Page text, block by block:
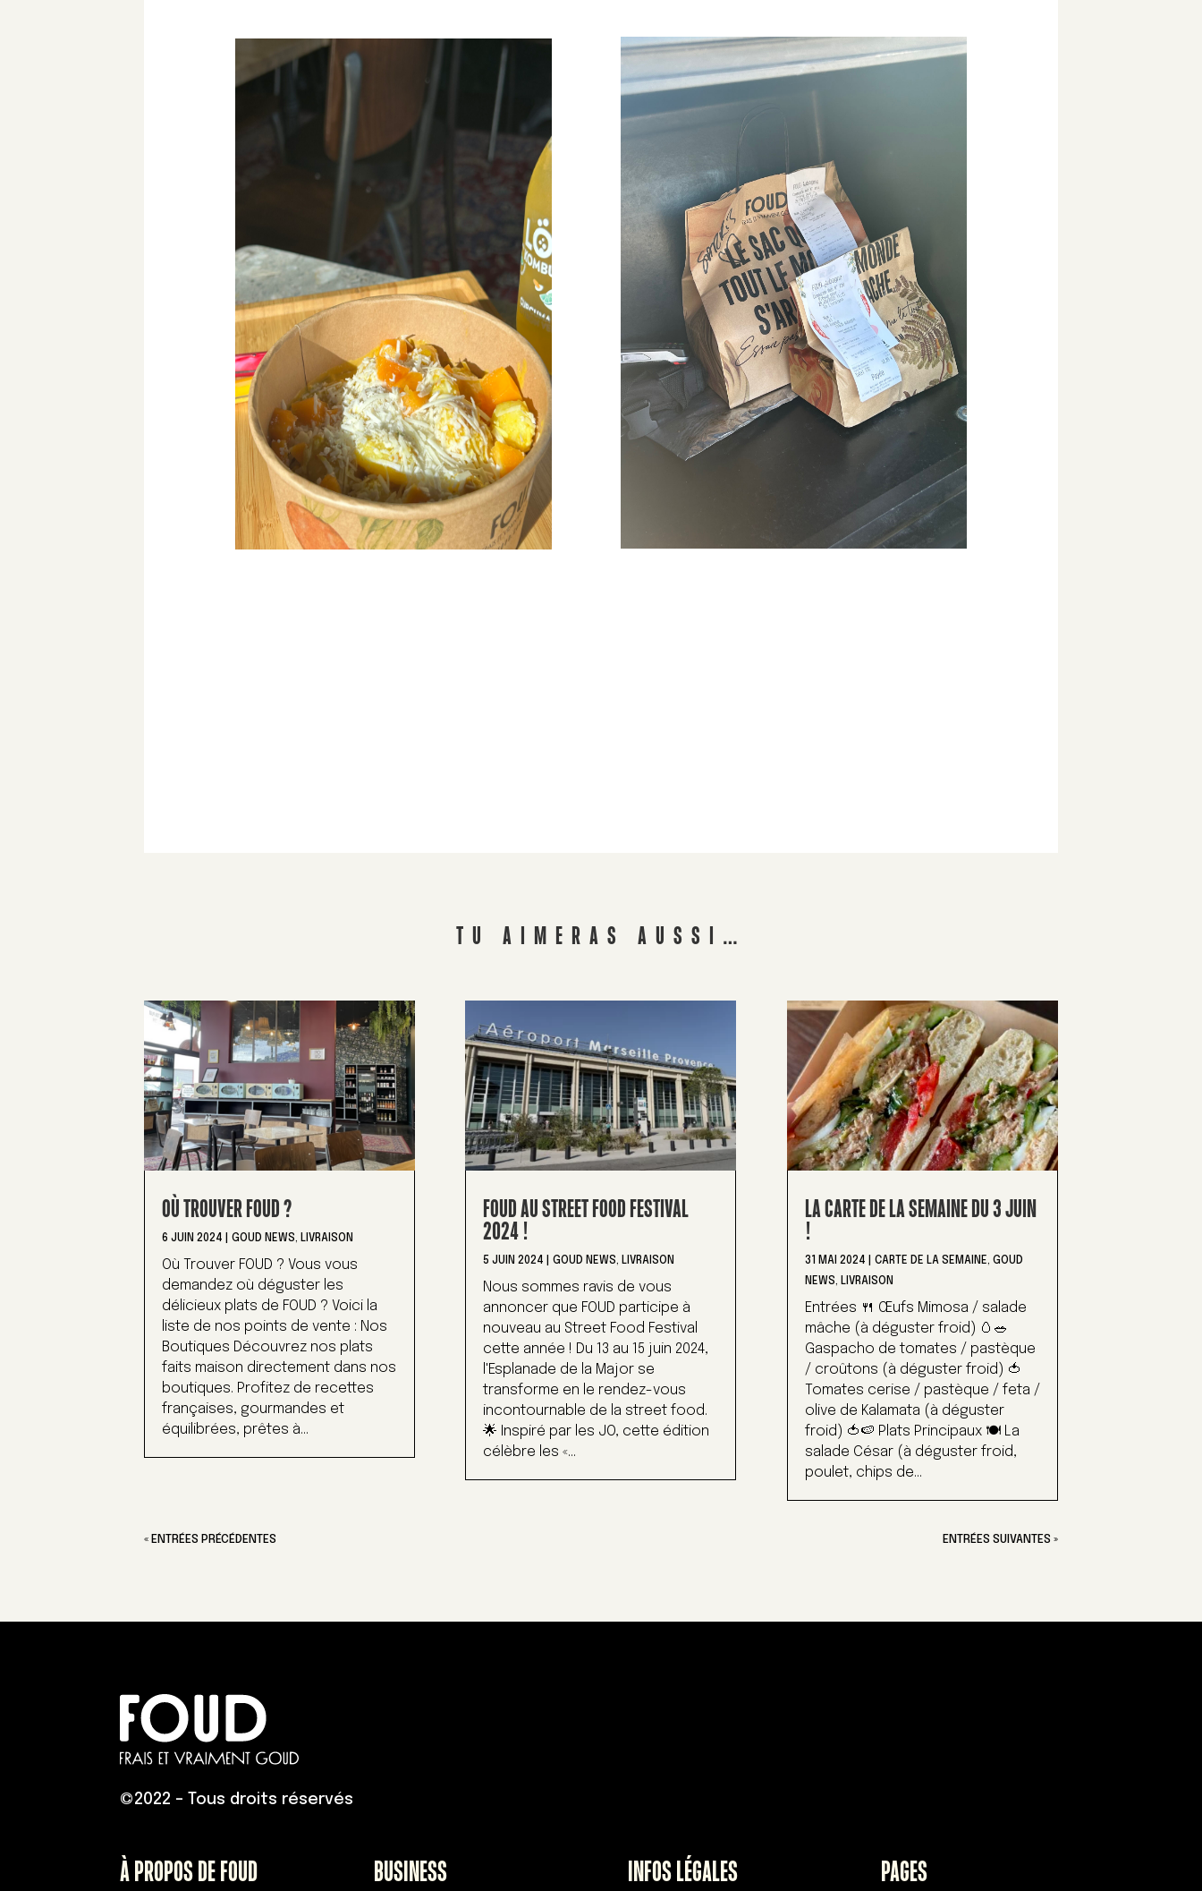
TU AIMERAS AUSSI…
OÙ TROUVER FOUD ?
6 JUIN 2024 |GOUD NEWS, LIVRAISON
Où Trouver FOUD ? Vous vous
demandez où déguster les
délicieux plats de FOUD ? Voici la
liste de nos points de vente : Nos
Boutiques Découvrez nos plats
faits maison directement dans nos
boutiques. Profitez de recettes
françaises, gourmandes et
équilibrées, prêtes à...
FOUD AU STREET FOOD FESTIVAL
2024 !
5 JUIN 2024 |GOUD NEWS, LIVRAISON
Nous sommes ravis de vous
annoncer que FOUD participe à
nouveau au Street Food Festival
cette année ! Du 13 au 15 juin 2024,
l'Esplanade de la Major se
transforme en le rendez-vous
incontournable de la street food.
🌟 Inspiré par les JO, cette édition
célèbre les «...
LA CARTE DE LA SEMAINE DU 3 JUIN
!
31 MAI 2024 CARTE DE LA SEMAINE, GOUD
NEWS, LIVRAISON
Entrées 🍴 Œufs Mimosa / salade
mâche (à déguster froid) 🥚🥗
Gaspacho de tomates / pastèque
/ croûtons (à déguster froid) 🍅
Tomates cerise / pastèque / feta /
olive de Kalamata (à déguster
froid) 🍅🍉 Plats Principaux 🍽️ La
salade César (à déguster froid,
poulet, chips de...
« ENTRÉES PRÉCÉDENTES ENTRÉES SUIVANTES »
©2022 – Tous droits réservés
À PROPOS DE FOUD BUSINESS INFOS LÉGALES PAGES